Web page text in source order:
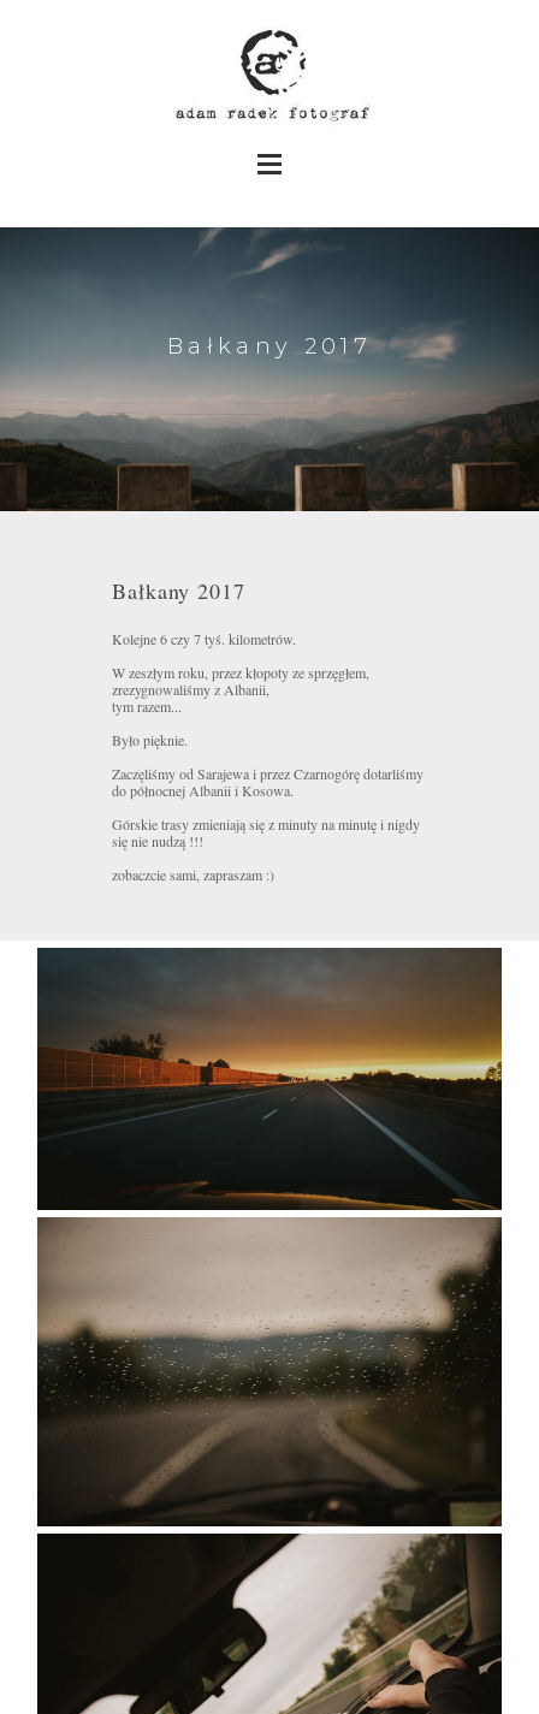
Bałkany 2017
Bałkany 2017
Kolejne 6 czy 7 tyś. kilometrów.
W zeszłym roku, przez kłopoty ze sprzęgłem,
zrezygnowaliśmy z Albanii,
tym razem...
Było pięknie.
Zaczęliśmy od Sarajewa i przez Czarnogórę dotarliśmy
do północnej Albanii i Kosowa.
Górskie trasy zmieniają się z minuty na minutę i nigdy
się nie nudzą !!!
zobaczcie sami, zapraszam :)